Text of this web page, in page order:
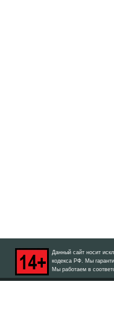
Данный сайт носит
кодекса РФ. Мы
Мы работаем в